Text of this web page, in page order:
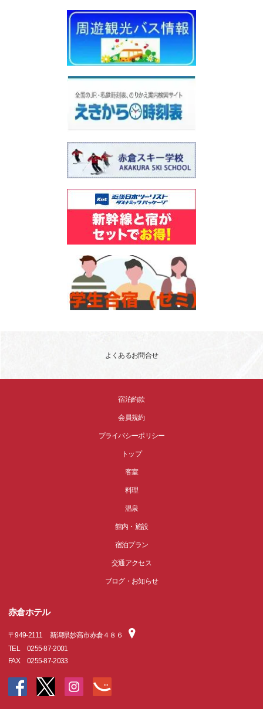
よくあるお問合せ
宿泊約款
会員規約
プライバシーポリシー
トップ
客室
料理
温泉
館内・施設
宿泊プラン
交通アクセス
ブログ・お知らせ
赤倉ホテル
〒949-2111
新潟県妙高市赤倉４８６
TEL
0255-87-2001
FAX
0255-87-2033